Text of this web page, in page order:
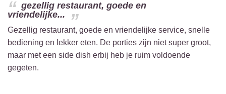
gezellig restaurant, goede en
vriendelijke...
Gezellig restaurant, goede en vriendelijke service, snelle
bediening en lekker eten. De porties zijn niet super groot,
maar met een side dish erbij heb je ruim voldoende
gegeten.